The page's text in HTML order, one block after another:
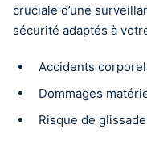
cruciale d’une
sécurité adaptés à
Accidents
Dommages
Risque de